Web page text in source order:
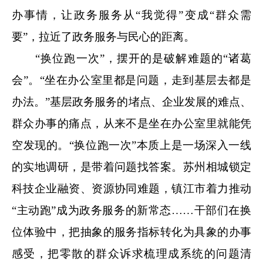
办事情，让政务服务从“我觉得”变成“群众需
要”，拉近了政务服务与民心的距离。
“换位跑一次”，摆开的是破解难题的“诸葛
会”。“坐在办公室里都是问题，走到基层去都是
办法。”基层政务服务的堵点、企业发展的难点、
群众办事的痛点，从来不是坐在办公室里就能凭
空发现的。“换位跑一次”本质上是一场深入一线
的实地调研，是带着问题找答案。苏州相城锁定
科技企业融资、资源协同难题，镇江市着力推动
“主动跑”成为政务服务的新常态……干部们在换
位体验中，把抽象的服务指标转化为具象的办事
感受，把零散的群众诉求梳理成系统的问题清